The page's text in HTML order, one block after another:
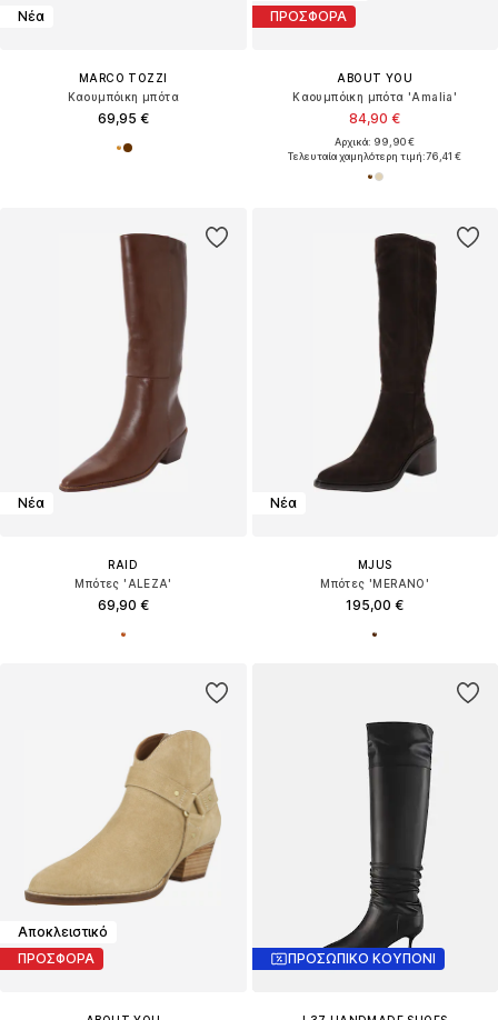
Νέα
MARCO TOZZI
Καουμπόικη μπότα
69,95 €
ΠΡΟΣΦΟΡΑ
ABOUT YOU
Καουμπόικη μπότα 'Amalia'
84,90 €
Αρχικά: 99,90 €
Τελευταία χαμηλότερη τιμή:76,41 €
Νέα
RAID
Μπότες 'ALEZA'
69,90 €
Νέα
MJUS
Μπότες 'MERANO'
195,00 €
Αποκλειστικό
ΠΡΟΣΦΟΡΑ
ΠΡΟΣΩΠΙΚΟ ΚΟΥΠΟΝΙ